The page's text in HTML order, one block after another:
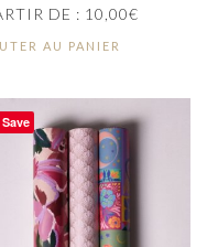
DE : 10,00€
AU PANIER
Save